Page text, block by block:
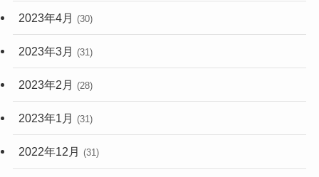
2023年4月 (30)
2023年3月 (31)
2023年2月 (28)
2023年1月 (31)
2022年12月 (31)